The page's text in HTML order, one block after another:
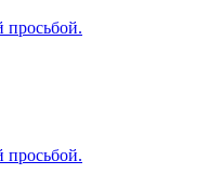
просьбой.
просьбой.